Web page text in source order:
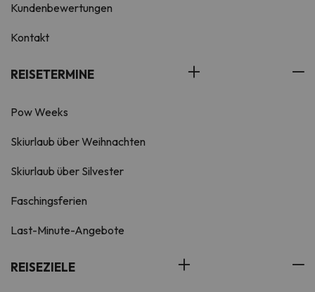
Kundenbewertungen
Kontakt
REISETERMINE
Pow Weeks
Skiurlaub über Weihnachten
Skiurlaub über Silvester
Faschingsferien
Last-Minute-Angebote
REISEZIELE